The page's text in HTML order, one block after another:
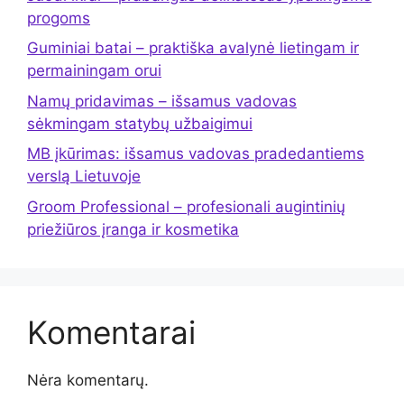
progoms
Guminiai batai – praktiška avalynė lietingam ir
permainingam orui
Namų pridavimas – išsamus vadovas
sėkmingam statybų užbaigimui
MB įkūrimas: išsamus vadovas pradedantiems
verslą Lietuvoje
Groom Professional – profesionali augintinių
priežiūros įranga ir kosmetika
Komentarai
Nėra komentarų.